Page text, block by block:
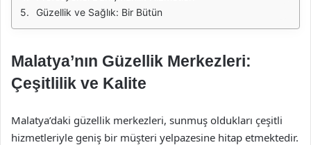
Güzellik ve Sağlık: Bir Bütün
Malatya’nın Güzellik Merkezleri:
Çeşitlilik ve Kalite
Malatya’daki güzellik merkezleri, sunmuş oldukları çeşitli
hizmetleriyle geniş bir müşteri yelpazesine hitap etmektedir.